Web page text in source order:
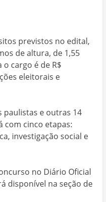
previstos no edital,
de altura, de 1,55
cargo é de R$
eleitorais e
paulistas e outras 14
com cinco etapas:
investigação social e
no Diário Oficial
disponível na seção de